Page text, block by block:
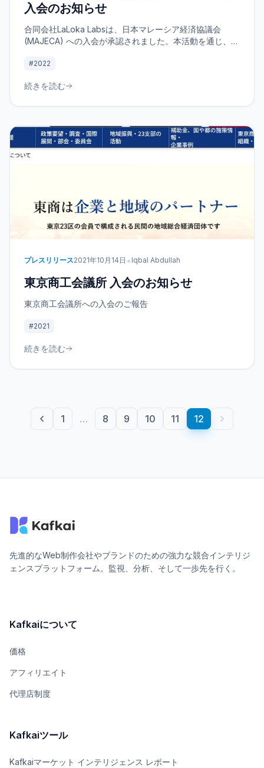
入会のお知らせ
合同会社LaLoka Labsは、日本マレーシア経済協議会
(MAJECA) への入会が承認されました。本活動を通じ、両
与してまいります。私たちの新たな挑戦について詳しくご
#2022
続きを読む
プレスリリース2021年10月14日 • Iqbal Abdullah
東京商工会議所 入会のお知らせ
東京商工会議所への入会のご報告
#2021
続きを読む
1 … 8 9 10 11 12
先進的なWeb制作会社やブランドのための強力な競合インテリジ
ェンスプラットフォーム。監視、分析、そして一歩先を行く。
Kafkaiについて
価格
アフィリエイト
代理店制度
Kafkaiツール
Kafkaiマーケット インテリジェンス レポート